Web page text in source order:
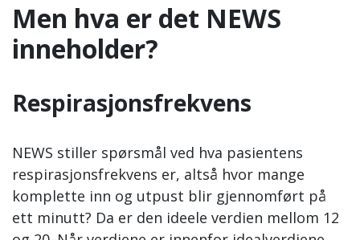
Men hva er det NEWS
inneholder?
Respirasjonsfrekvens
NEWS stiller spørsmål ved hva pasientens
respirasjonsfrekvens er, altså hvor mange
komplette inn og utpust blir gjennomført på
ett minutt? Da er den ideele verdien mellom 12